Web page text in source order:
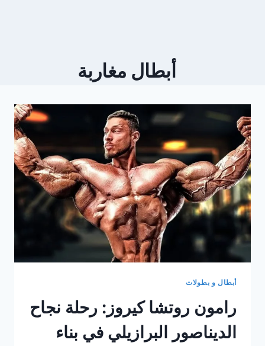
أبطال مغاربة
أبطال و بطولات
رامون روتشا كيروز: رحلة نجاح
الديناصور البرازيلي في بناء